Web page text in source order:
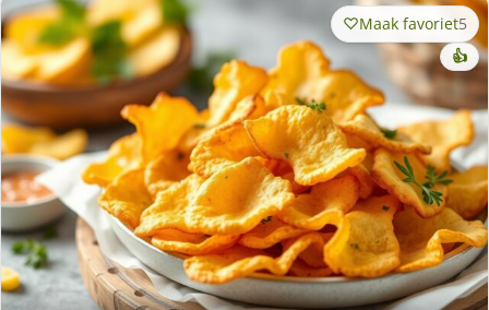
Maak favoriet5
👍